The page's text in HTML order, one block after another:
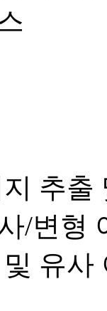
추출
/변형
유사